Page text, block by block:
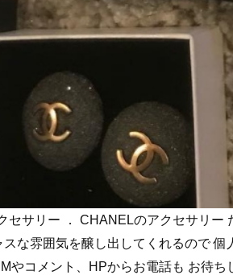
セサリー ． CHANELのアクセサリ
スな雰囲気を醸し出してくれるので
やコメント、HPからお電話も お待